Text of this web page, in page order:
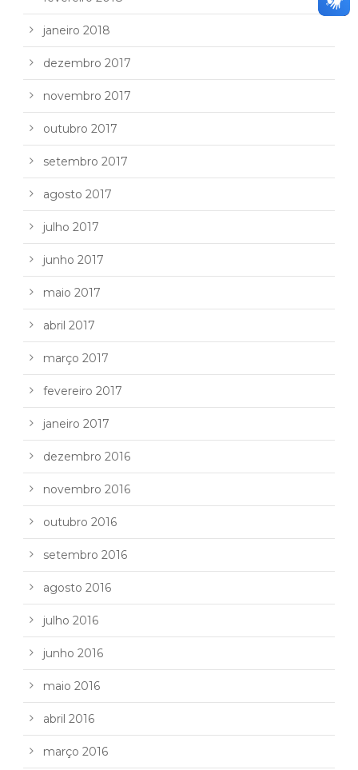
janeiro 2018
dezembro 2017
novembro 2017
outubro 2017
setembro 2017
agosto 2017
julho 2017
junho 2017
maio 2017
abril 2017
março 2017
fevereiro 2017
janeiro 2017
dezembro 2016
novembro 2016
outubro 2016
setembro 2016
agosto 2016
julho 2016
junho 2016
maio 2016
abril 2016
março 2016